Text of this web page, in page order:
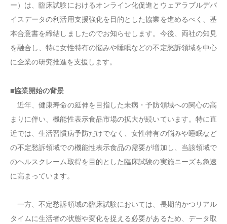
ー）は、臨床試験におけるオンライン化促進とウェアラブルデバ
イスデータの利活用支援強化を目的とした協業を進めるべく、基
本合意書を締結しましたのでお知らせします。今後、両社の知見
を融合し、特に女性特有の悩みや睡眠などの不定愁訴領域を中心
に企業の研究推進を支援します。
■協業開始の背景
近年、健康寿命の延伸を目指した未病・予防領域への関心の高
まりに伴い、機能性表示食品市場の拡大が続いています。特に直
近では、生活習慣病予防だけでなく、女性特有の悩みや睡眠など
の不定愁訴領域での機能性表示食品の需要が増加し、当該領域で
のヘルスクレーム取得を目的とした臨床試験の実施ニーズも急速
に高まっています。
一方、不定愁訴領域の臨床試験においては、長期的かつリアル
タイムに生活者の状態や変化を捉える必要があるため、データ取